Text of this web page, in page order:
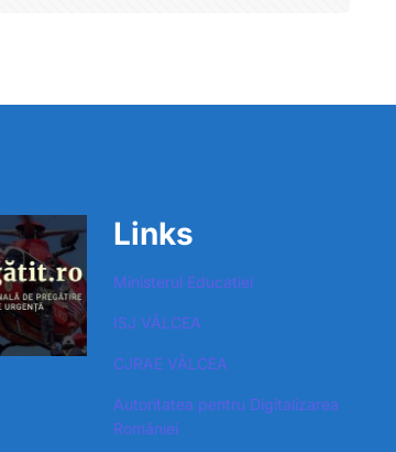
Links
Ministerul Educatiei
ISJ VÂLCEA
CJRAE VÂLCEA
Autoritatea pentru Digitalizarea
României​